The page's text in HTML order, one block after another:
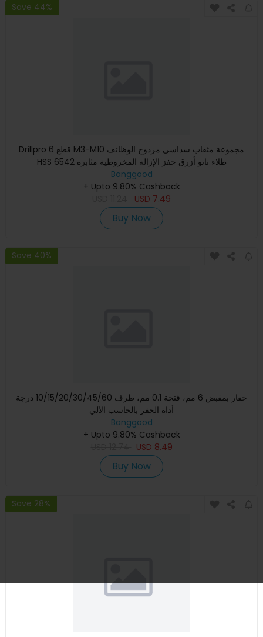
Save 44%
Drillpro 6 قطع M3-M10 مجموعة مثقاب سداسي مزدوج الوظائف
HSS 6542 طلاء نانو أزرق حفز الإزالة المخروطية مثابرة
Banggood
+ Upto 9.80% Cashback
USD 7.49
Buy Now
Save 40%
حفار بمقبض 6 مم، فتحة 0.1 مم، طرف 10/15/20/30/45/60 درجة
أداة الحفر بالحاسب الآلي
Banggood
+ Upto 9.80% Cashback
USD 8.49
Buy Now
Save 28%